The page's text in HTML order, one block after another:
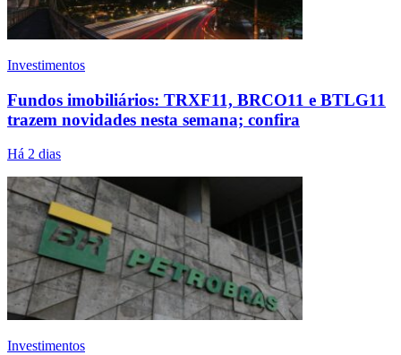
Investimentos
Fundos imobiliários: TRXF11, BRCO11 e BTLG11
trazem novidades nesta semana; confira
Há 2 dias
Investimentos